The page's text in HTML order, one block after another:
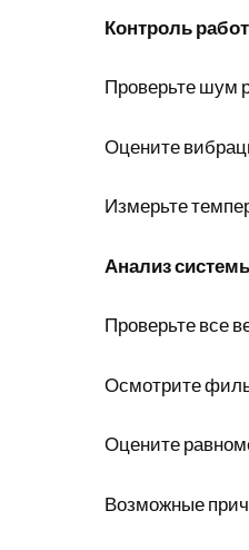
Контроль
Проверьте шум
Оцените
Измерьте
Анализ
Проверьте все
Осмотрите
Оцените
Возможные